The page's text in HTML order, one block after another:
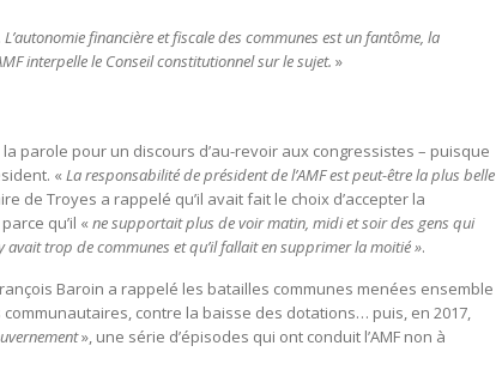
L’autonomie financière et fiscale des communes est un fantôme, la
interpelle le Conseil constitutionnel sur le sujet. »
parole pour un discours d’au-revoir aux congressistes – puisque
« La responsabilité de président de l’AMF est peut-être la plus belle
de Troyes a rappelé qu’il avait fait le choix d’accepter la
qu’il « ne supportait plus de voir matin, midi et soir des gens qui
trop de communes et qu’il fallait en supprimer la moitié ».
Baroin a rappelé les batailles communes menées ensemble
contre la baisse des dotations… puis, en 2017,
», une série d’épisodes qui ont conduit l’AMF non à